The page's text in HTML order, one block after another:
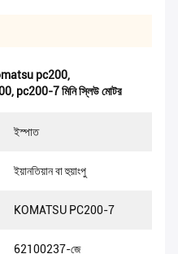
pc200,
, pc200-7 মিনি স্লিউ মোটর
ইস্পাত
ইয়ানতিয়ান বা হুয়াংপু
KOMATSU PC200-7
62100237-জে